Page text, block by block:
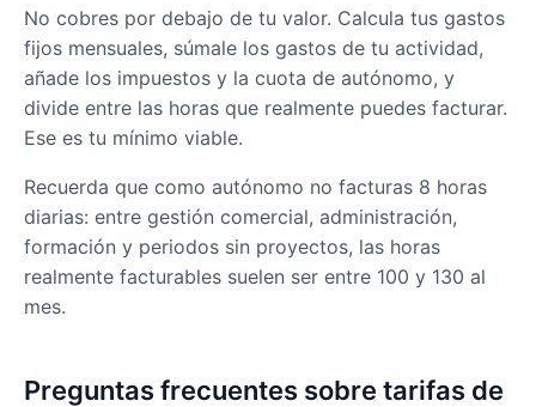
No cobres por debajo de tu valor. Calcula tus gastos
fijos mensuales, súmale los gastos de tu actividad,
añade los impuestos y la cuota de autónomo, y
divide entre las horas que realmente puedes facturar.
Ese es tu mínimo viable.
Recuerda que como autónomo no facturas 8 horas
diarias: entre gestión comercial, administración,
formación y periodos sin proyectos, las horas
realmente facturables suelen ser entre 100 y 130 al
mes.
Preguntas frecuentes sobre tarifas de